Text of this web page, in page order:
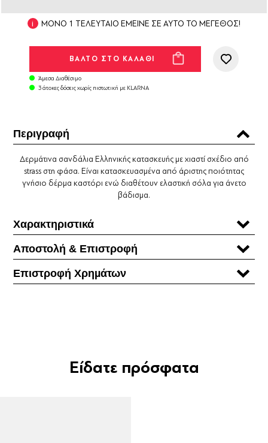
ΜΟΝΟ 1 ΤΕΛΕΥΤΑΙΟ ΕΜΕΙΝΕ ΣΕ ΑΥΤΟ ΤΟ ΜΕΓΕΘΟΣ!
Άμεσα Διαθέσιμο
3 άτοκες δόσεις χωρίς πιστωτική με KLARNA
Περιγραφή
Δερμάτινα σανδάλια Ελληνικής κατασκευής με χιαστί σχέδιο από
strass στη φάσα. Είναι κατασκευασμένα από άριστης ποιότητας
γνήσιο δέρμα καστόρι ενώ διαθέτουν ελαστική σόλα για άνετο
βάδισμα.
Χαρακτηριστικά
Αποστολή & Επιστροφή
Επιστροφή Χρηµάτων
Είδατε πρόσφατα